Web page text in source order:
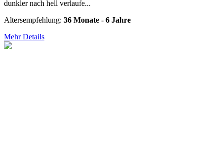
dunkler nach hell verlaufe...
Altersempfehlung: 36 Monate - 6 Jahre
Mehr Details